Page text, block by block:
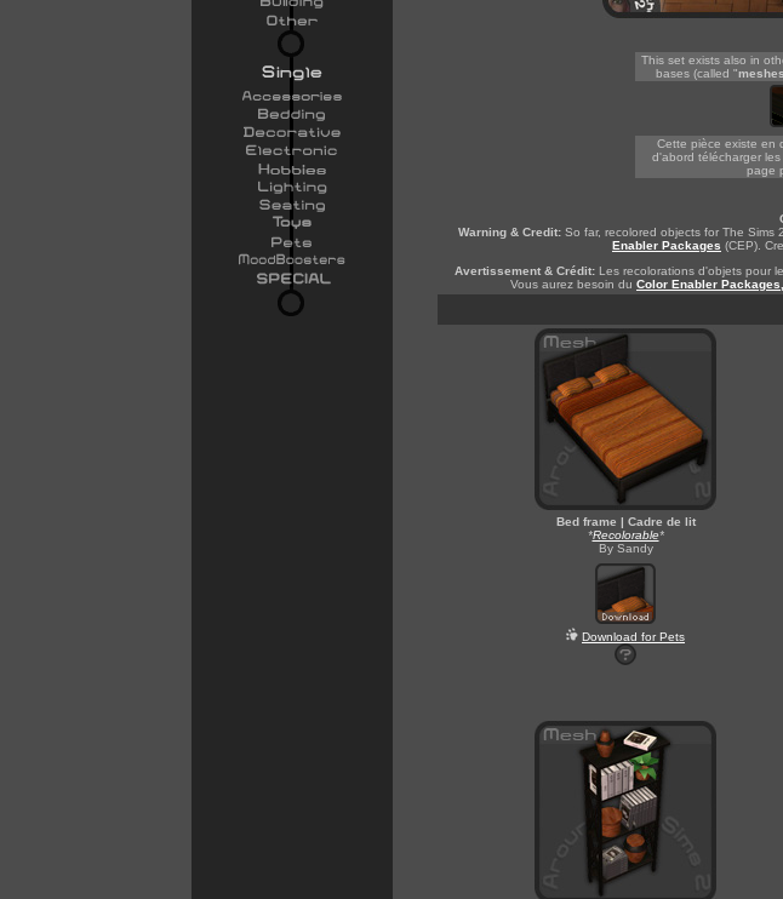
This set exists also in
bases (called "meshes
Cette pièce existe en
d'abord télécharger
page
Warning & Credit: So far, recolored objects for The
Enabler Packages (CEP).
Avertissement & Crédit:Les recolorations d'objets pour
Vous aurez besoin du Color Enabler Packages,
Bed frame | Cadre de lit
*Recolorable*
By Sandy
Download for Pets